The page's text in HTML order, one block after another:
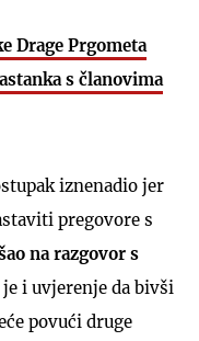
Drage Prgometa
s članovima
iznenadio jer
pregovore s
na razgovor s
i uvjerenje da bivši
povući druge